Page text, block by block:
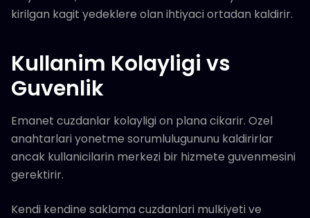
kirilgan kagit yedeklere olan ihtiyaci ortadan kaldirir.
Kullanim Kolayligi vs
Guvenlik
Emanet cuzdanlar kolayligi on plana cikarir. Ozel
anahtarlari yonetme sorumlulugununu kaldirirlar
ancak kullanicilarin merkezi bir hizmete guvenmesini
gerektirir.
Kendi kendine saklama cuzdanlari mulkiyeti ve